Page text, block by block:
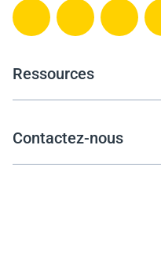
Ressources
Contactez-nous